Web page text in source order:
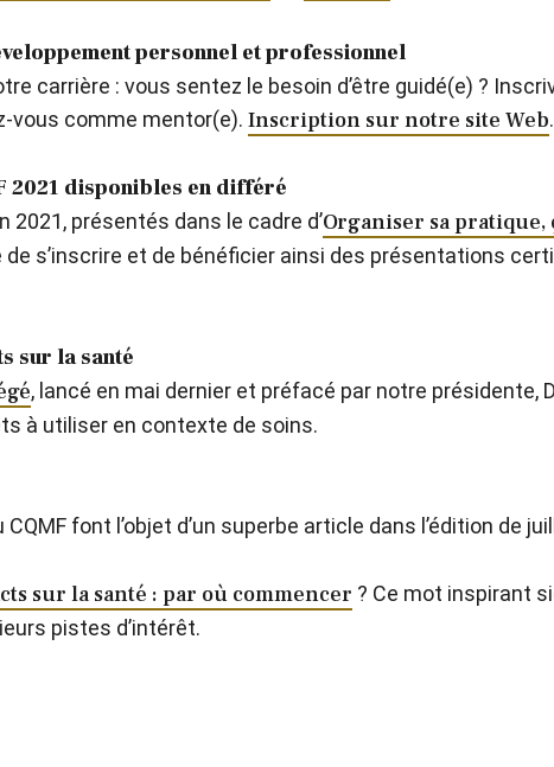
personnel et professionnel
carrière : vous sentez le besoin d’être guidé(e) ?
vous comme mentor(e). Inscription sur notre site Web.
2021 disponibles en différé
2021, présentés dans le cadre d’Organiser sa pratique,
s’inscrire et de bénéficier ainsi des présentations
sur la santé
, lancé en mai dernier et préfacé par notre présidente, D
à utiliser en contexte de soins.
font l’objet d’un superbe article dans l’édition de
sur la santé : par où commencer ? Ce mot inspirant
pistes d’intérêt.